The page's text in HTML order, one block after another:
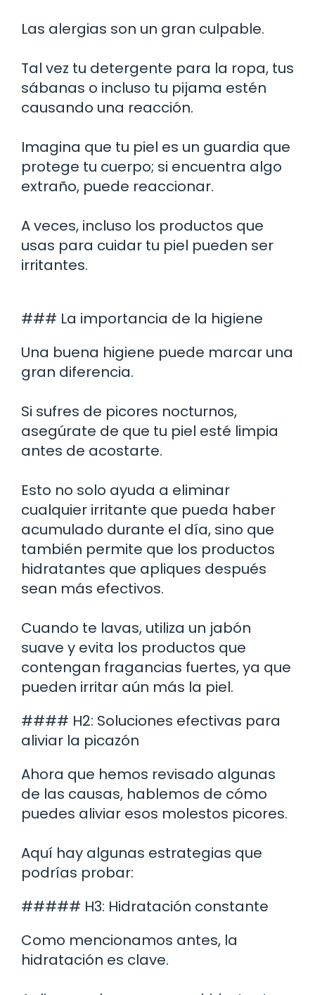
Las alergias son un gran culpable.
Tal vez tu detergente para la ropa, tus
sábanas o incluso tu pijama estén
causando una reacción.
Imagina que tu piel es un guardia que
protege tu cuerpo; si encuentra algo
extraño, puede reaccionar.
A veces, incluso los productos que
usas para cuidar tu piel pueden ser
irritantes.
### La importancia de la higiene
Una buena higiene puede marcar una
gran diferencia.
Si sufres de picores nocturnos,
asegúrate de que tu piel esté limpia
antes de acostarte.
Esto no solo ayuda a eliminar
cualquier irritante que pueda haber
acumulado durante el día, sino que
también permite que los productos
hidratantes que apliques después
sean más efectivos.
Cuando te lavas, utiliza un jabón
suave y evita los productos que
contengan fragancias fuertes, ya que
pueden irritar aún más la piel.
#### H2: Soluciones efectivas para
aliviar la picazón
Ahora que hemos revisado algunas
de las causas, hablemos de cómo
puedes aliviar esos molestos picores.
Aquí hay algunas estrategias que
podrías probar:
##### H3: Hidratación constante
Como mencionamos antes, la
hidratación es clave.